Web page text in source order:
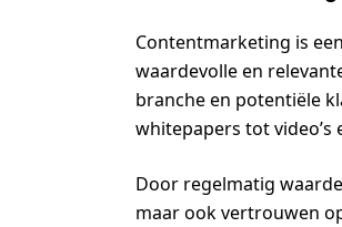
Contentmarketing is
waardevolle en
branche en potentiële
whitepapers tot video’s
Door regelmatig
maar ook vertrouwen